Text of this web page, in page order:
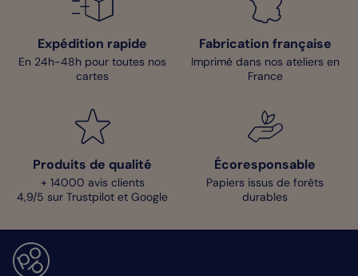
Expédition rapide
En 24h-48h pour toutes nos
cartes
Fabrication française
Imprimé dans nos ateliers en
France
Produits de qualité
+ 14000 avis clients
4,9/5 sur Trustpilot et Google
Écoresponsable
Papiers issus de forêts
durables